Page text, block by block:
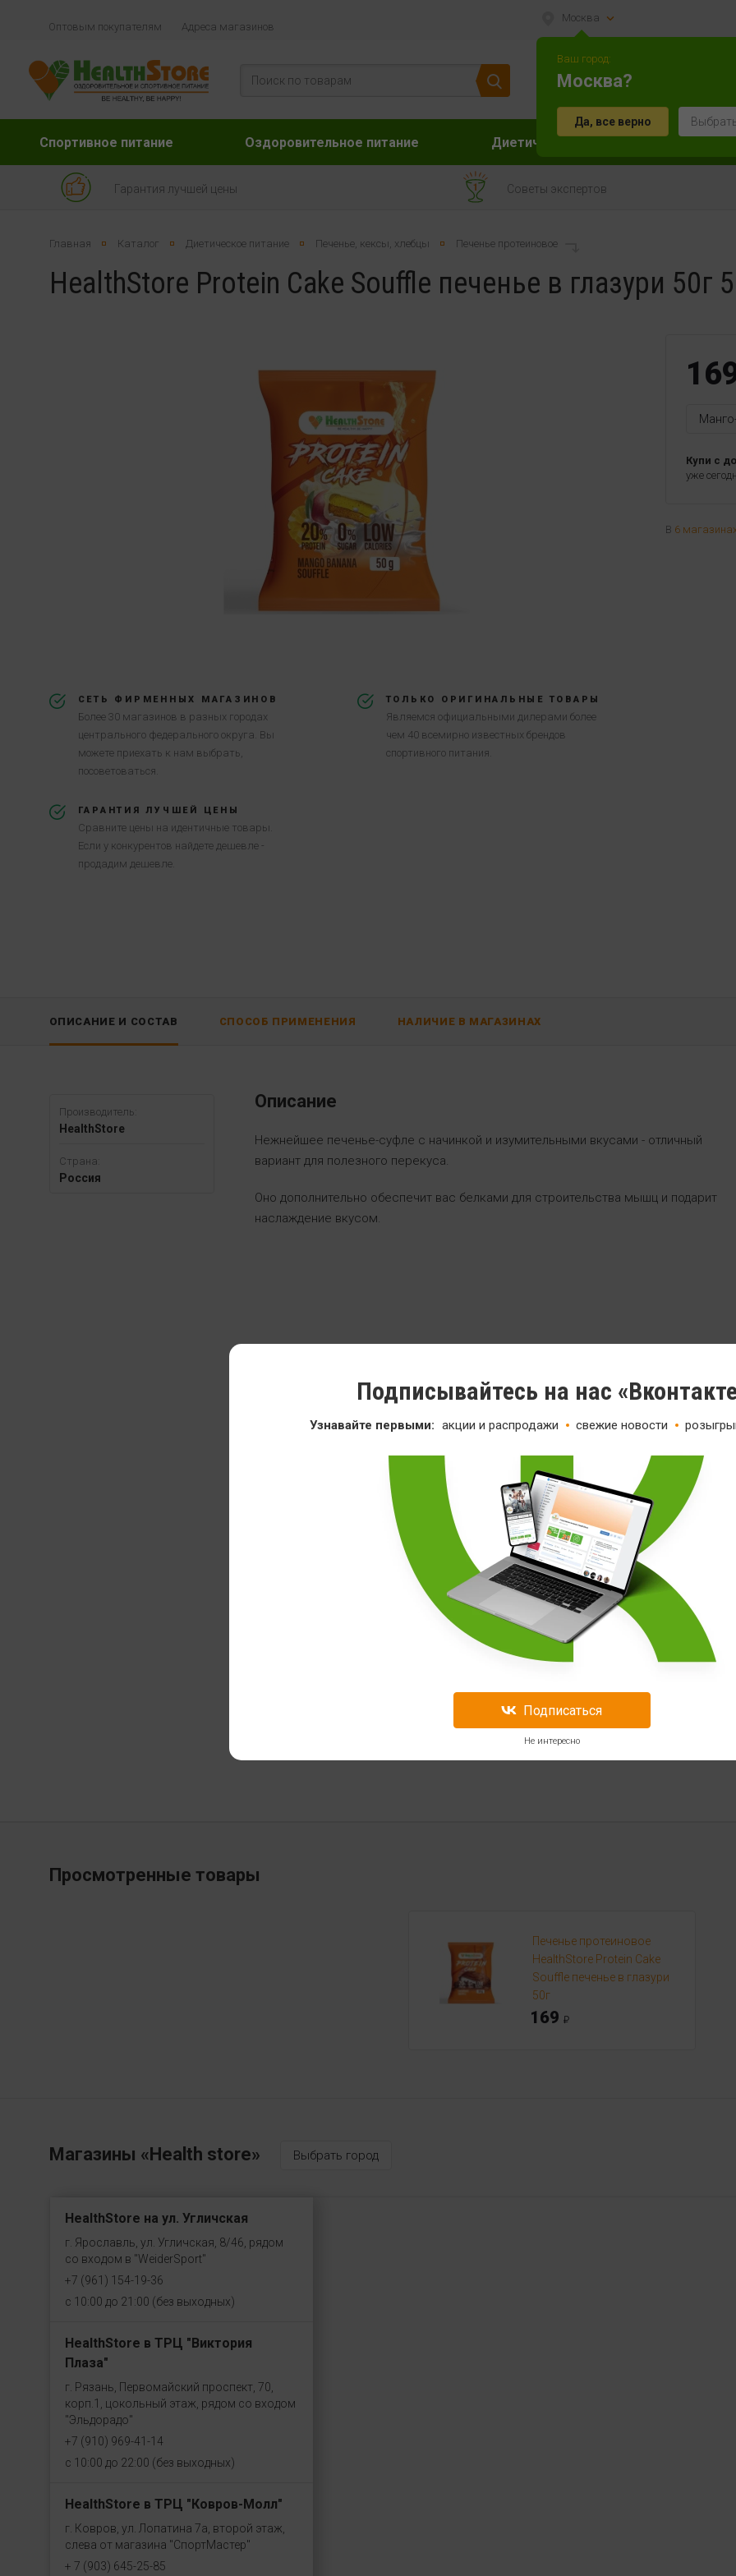
Оптовым покупателям Адреса магазинов
Москва
Спортивное питание Оздоровительное питание Диетическое питание
Гарантия лучшей цены Советы экспертов
Главная Каталог Диетическое питание Печенье, кексы, хлебцы Печенье протеиновое
HealthStore Protein Cake Souffle печенье в глазури 50г
Купи с
уже
В 6
СЕТЬ ФИРМЕННЫХ МАГАЗИНОВ
Более 30 магазинов в разных городах
центрального федерального округа. Вы
можете приехать к нам выбрать,
посоветоваться.
ТОЛЬКО ОРИГИНАЛЬНЫЕ ТОВАРЫ
Являемся официальными дилерами более
чем 40 всемирно известных брендов
спортивного питания.
ГАРАНТИЯ ЛУЧШЕЙ ЦЕНЫ
Сравните цены на идентичные товары.
Если у конкурентов найдете дешевле -
продадим дешевле.
ОПИСАНИЕ И СОСТАВ СПОСОБ ПРИМЕНЕНИЯ НАЛИЧИЕ В МАГАЗИНАХ
Производитель:
HealthStore
Страна:
Россия
Описание
Нежнейшее печенье-суфле с начинкой и изумительными вкусами - отличный
вариант для полезного перекуса.
Оно дополнительно обеспечит вас белками для строительства мышц и подарит
наслаждение вкусом.
Просмотренные товары
Печенье протеиновое
HealthStore Protein Cake
Souffle печенье в глазури
50г
169
Магазины «Health store» Выбрать город
HealthStore на ул. Угличская
г. Ярославль, ул. Угличская, 8/46, рядом
со входом в "WeiderSport"
+7 (961) 154-19-36
с 10:00 до 21:00 (без выходных)
HealthStore в ТРЦ "Виктория
Плаза"
г. Рязань, Первомайский проспект, 70,
корп.1, цокольный этаж, рядом со входом
"Эльдорадо"
+7 (910) 969-41-14
с 10:00 до 22:00 (без выходных)
HealthStore в ТРЦ "Ковров-Молл"
г. Ковров, ул. Лопатина 7а, второй этаж,
слева от магазина "СпортМастер"
+ 7 (903) 645-25-85
Ваш город:
Москва?
Да, все верно
Подписывайтесь на нас
Узнавайте первыми: акции и распродажи свежие новости
Подписаться
Не интересно